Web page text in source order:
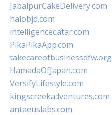
JabalpurCakeDelivery.com
halobjd.com
intelligenceqatar.com
PikaPikaApp.com
takecareofbusinessdfw.org
HamadaOfJapan.com
VersifyLifestyle.com
kingscreekadventures.com
antaeuslabs.com